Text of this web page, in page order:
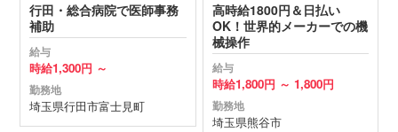
行田・総合病院で医師事務
補助
給与
時給1,300円 ～
勤務地
埼玉県行田市富士見町
高時給1800円＆日払い
OK！世界的メーカーでの機
械操作
給与
時給1,800円 ～ 1,800円
勤務地
埼玉県熊谷市